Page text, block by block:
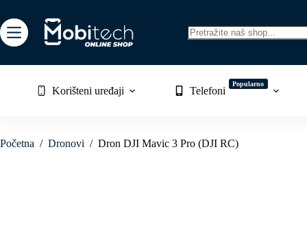
to
content
Korišteni uređaji Telefoni
Popularno
Početna / Dronovi / Dron DJI Mavic 3 Pro (DJI RC)